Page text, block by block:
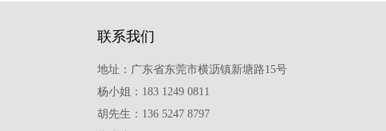
联系我们
地址：广东省东莞市横沥镇新塘路15号
杨小姐：183 1249 0811
胡先生：136 5247 8797